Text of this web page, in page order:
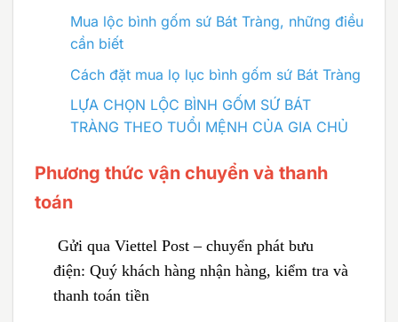
Mua lộc bình gốm sứ Bát Tràng, những điều
cần biết
Cách đặt mua lọ lục bình gốm sứ Bát Tràng
LỰA CHỌN LỘC BÌNH GỐM SỨ BÁT
TRÀNG THEO TUỔI MỆNH CỦA GIA CHỦ
Phương thức vận chuyển và thanh
toán
Gửi qua Viettel Post – chuyển phát bưu
điện: Quý khách hàng nhận hàng, kiểm tra và
thanh toán tiền